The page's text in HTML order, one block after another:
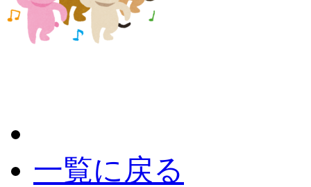
一覧に戻る